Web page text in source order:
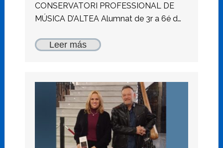
CONSERVATORI PROFESSIONAL DE
MÚSICA D’ALTEA Alumnat de 3r a 6é d…
Leer más